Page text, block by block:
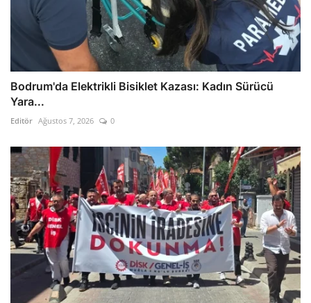
Bodrum'da Elektrikli Bisiklet Kazası: Kadın Sürücü
Yara...
Editör Ağustos 7, 2026 0